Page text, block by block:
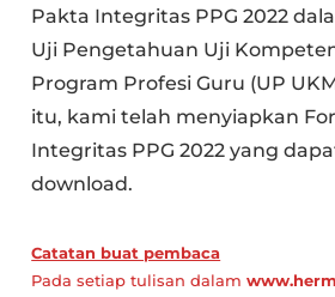
Pakta Integritas PPG 2022
Uji Pengetahuan Uji
Program Profesi Guru (UP
itu, kami telah menyiapkan
Integritas PPG 2022 yang
download.
Catatan buat pembaca
Pada setiap tulisan dalam